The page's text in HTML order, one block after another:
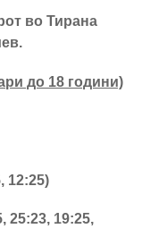
во Тирана
до 18 години)
12:25)
25:23, 19:25,